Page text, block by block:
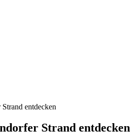
entdecken
Strand entdecken